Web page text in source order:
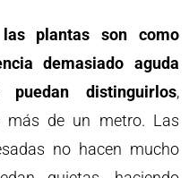
plantas son como
demasiado aguda
distinguirlos,
más de un metro. Las
no hacen mucho